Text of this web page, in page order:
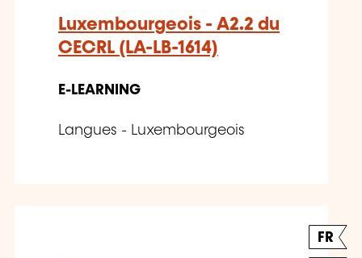
Luxembourgeois - A2.2 du
CECRL (LA-LB-1614)
E-LEARNING
Langues - Luxembourgeois
FR